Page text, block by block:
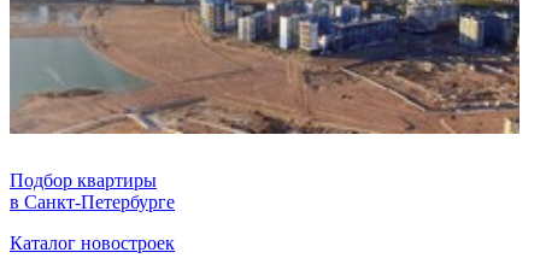
Подбор квартиры
в Санкт-Петербурге
Каталог новостроек